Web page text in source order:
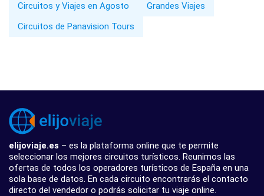
Circuitos y Viajes en Agosto
Grandes Viajes
Circuitos de Panavision Tours
elijoviaje.es – es la plataforma online que te permite
seleccionar los mejores circuitos turísticos. Reunimos las
ofertas de todos los operadores turísticos de España en una
sola base de datos. En cada circuito encontrarás el contacto
directo del vendedor o podrás solicitar tu viaje online.